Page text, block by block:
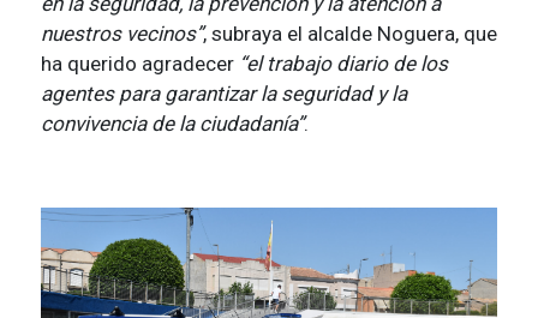
nuestros vecinos”, subraya el alcalde Noguera, que
ha querido agradecer “el trabajo diario de los
agentes para garantizar la seguridad y la
convivencia de la ciudadanía”.